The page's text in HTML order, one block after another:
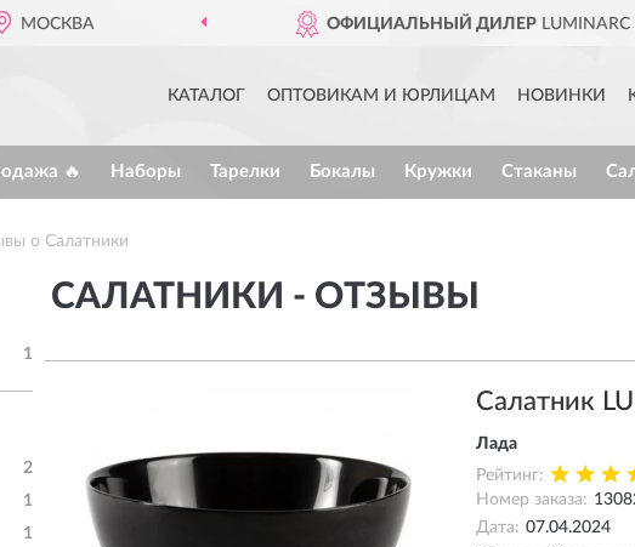
МОСКВА ОФИЦИАЛЬНЫЙ ДИЛЕР
КАТАЛОГ ОПТОВИКАМ И ЮРЛИЦАМ НОВИНКИ
🔥 Наборы Тарелки Бокалы Кружки Стаканы
о Салатники
1
2
1
1
САЛАТНИКИ - ОТЗЫВЫ
Салатник
Лада
Рейтинг:
Номер заказа:
Дата: 07.04.2024